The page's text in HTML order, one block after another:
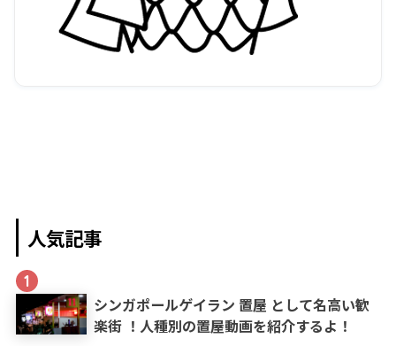
人気記事
1
シンガポールゲイラン 置屋 として名高い歓
楽街 ！人種別の置屋動画を紹介するよ！